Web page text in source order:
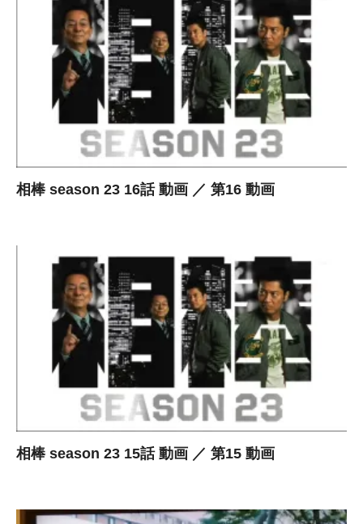
相棒 season 23 16話 動画 ／ 第16 動画
相棒 season 23 15話 動画 ／ 第15 動画